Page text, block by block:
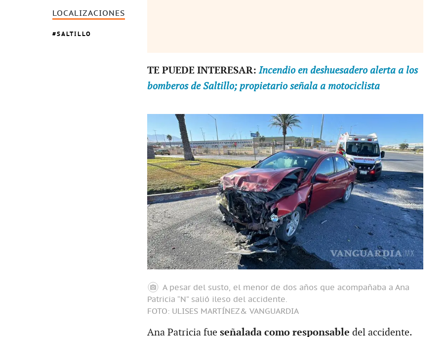
LOCALIZACIONES
SALTILLO
TE PUEDE INTERESAR: Incendio en deshuesadero alerta a los
bomberos de Saltillo; propietario señala a motociclista
A pesar del susto, el menor de dos años que acompañaba a Ana
Patricia “N” salió ileso del accidente.
FOTO: ULISES MARTÍNEZ& VANGUARDIA
Ana Patricia fue señalada como responsable del accidente.